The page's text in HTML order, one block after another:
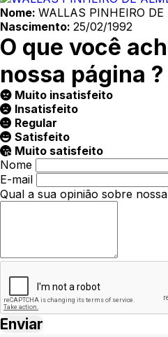
Nome: WALLAS PINHEIRO DE
Nascimento: 25/02/1992
O que você
nossa página ?
Muito insatisfeito
Insatisfeito
Regular
Satisfeito
Muito satisfeito
Nome
E-mail
Qual a sua opinião sobre